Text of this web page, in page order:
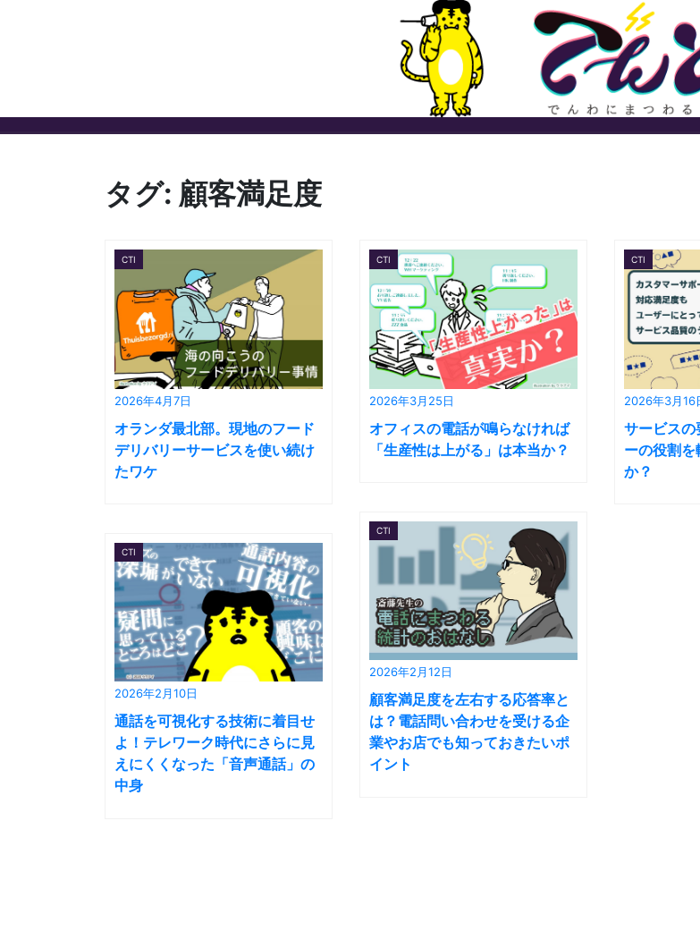
タグ: 顧客満足度
2026年4月7日
CTI
オランダ最北部。現地のフード
デリバリーサービスを使い続け
たワケ
2026年3月25日
CTI
オフィスの電話が鳴らなければ
「生産性は上がる」は本当か？
2026年3月16
CTI
サービスの
ーの役割
か？
2026年2月12日
CTI
顧客満足度を左右する応答率と
は？電話問い合わせを受ける企
業やお店でも知っておきたいポ
イント
2026年2月10日
CTI
通話を可視化する技術に着目せ
よ！テレワーク時代にさらに見
えにくくなった「音声通話」の
中身